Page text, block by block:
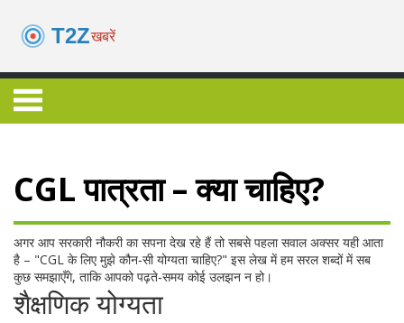
CGL पात्रता – क्या चाहिए?
अगर आप सरकारी नौकरी का सपना देख रहे हैं तो सबसे पहला सवाल अक्सर यही आता
है – "CGL के लिए मुझे कौन‑सी योग्यता चाहिए?" इस लेख में हम सरल शब्दों में सब
कुछ समझाएँगे, ताकि आपको पढ़ते‑समय कोई उलझन न हो।
शैक्षणिक योग्यता